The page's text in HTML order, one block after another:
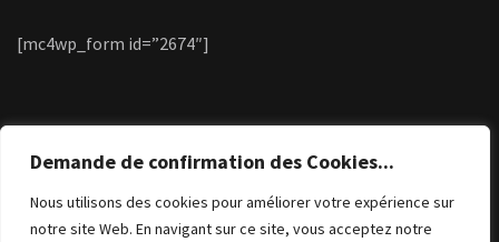
Demande de confirmation des Cookies...
Nous utilisons des cookies pour améliorer votre expérience sur
notre site Web. En navigant sur ce site, vous acceptez notre
[mc4wp_form id=”2674″]